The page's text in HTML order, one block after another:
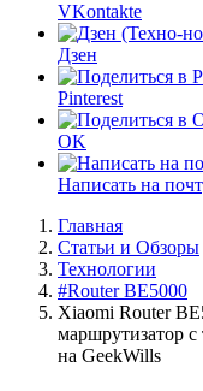
VKontakte
Дзен
Pinterest
OK
Написать на
Главная
Статьи и Обзоры
Технологии
#Router BE5000
Xiaomi Router
маршрутизатор
на GeekWills